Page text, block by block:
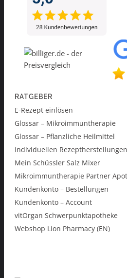
RATGEBER
E-Rezept einlösen
Glossar – Mikroimmuntherapie
Glossar – Pflanzliche Heilmittel
Individuellen Rezeptherstellungen
Mein Schüssler Salz Mixer
Mikroimmuntherapie Partner
Kundenkonto – Bestellungen
Kundenkonto – Account
vitOrgan Schwerpunktapotheke
Webshop Lion Pharmacy (EN)